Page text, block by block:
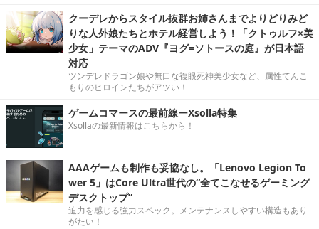
クーデレからスタイル抜群お姉さんまでよりどりみど
りな人外娘たちとホテル経営しよう！「クトゥルフ×美
少女」テーマのADV『ヨグ=ソトースの庭』が日本語
対応
ツンデレドラゴン娘や無口な複眼死神美少女など、属性てんこ
もりのヒロインたちがアツい！
ゲームコマースの最前線ーXsolla特集
Xsollaの最新情報はこちらから！
AAAゲームも制作も妥協なし。「Lenovo Legion To
wer 5」はCore Ultra世代の“全てこなせるゲーミング
デスクトップ”
迫力を感じる強力スペック。メンテナンスしやすい構造もあり
がたい！